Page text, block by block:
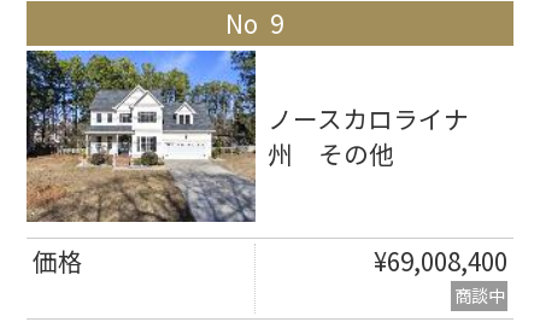
9
ノースカロライナ
州 その他
¥69,008,400
商談中